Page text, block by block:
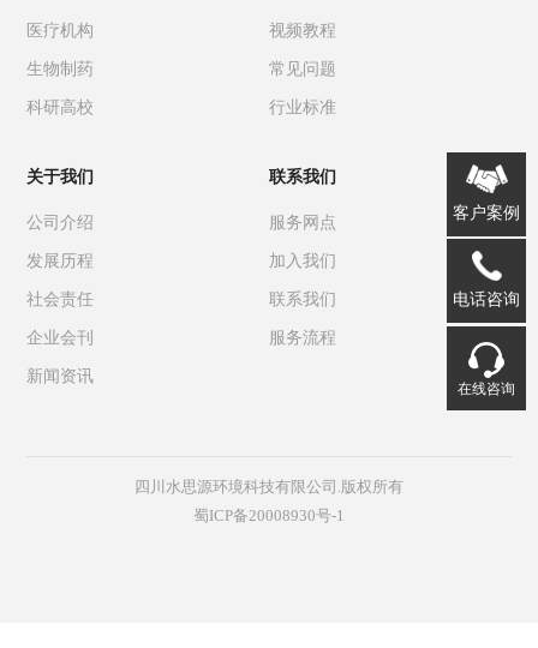
关于我们
公司介绍
发展历程
社会责任
企业会刊
新闻资讯
医疗机构
生物制药
科研高校
视频教程
常见问题
行业标准
联系我们
服务网点
加入我们
联系我们
服务流程
四川水思源环境科技有限公司.版权所有
蜀ICP备20008930号-1
客户案例
电话咨询
在线咨询